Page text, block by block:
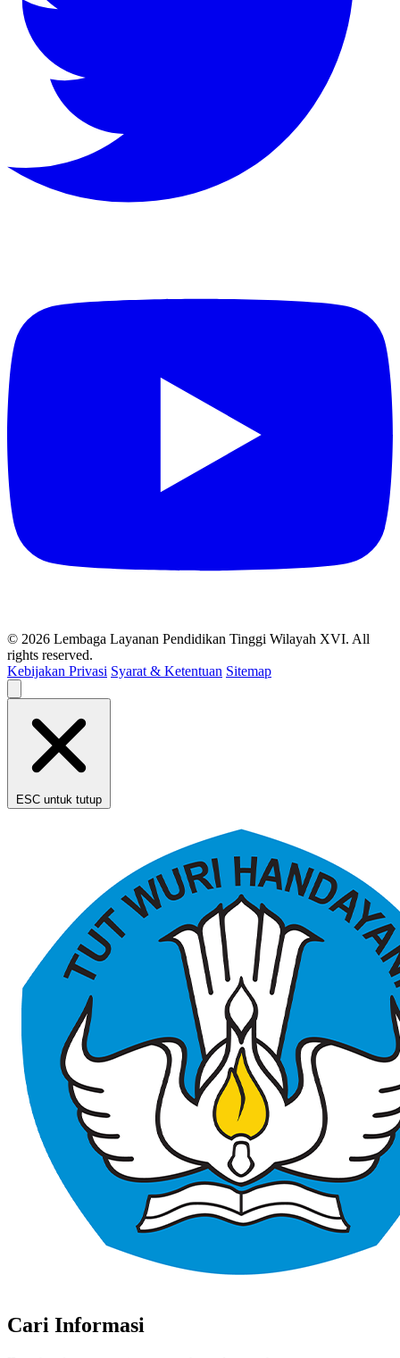
© 2026 Lembaga Layanan Pendidikan Tinggi Wilayah XVI. All
rights reserved.
Kebijakan Privasi Syarat & Ketentuan Sitemap
ESC untuk tutup
Cari Informasi